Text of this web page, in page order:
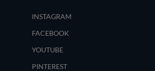
INSTAGRAM
FACEBOOK
YOUTUBE
PINTEREST